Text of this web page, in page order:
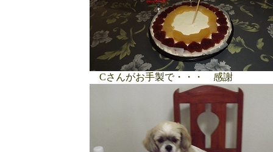
Cさんがお手製で・・・ 感謝